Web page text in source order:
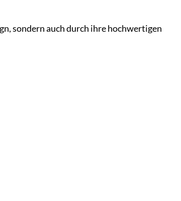
sondern auch durch ihre hochwertigen